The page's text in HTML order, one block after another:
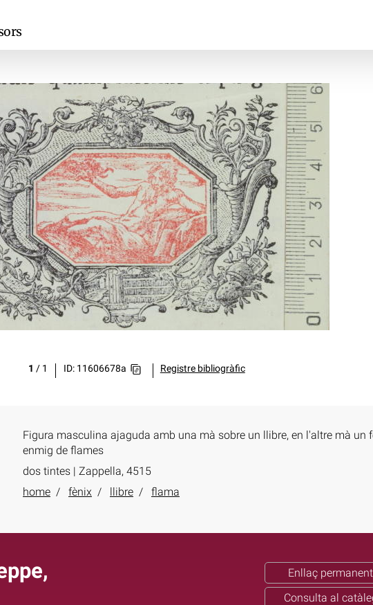
1 / 1 ID: 11606678a Registre bibliogràfic
Figura masculina ajaguda amb una mà sobre un llibre, en l'altre mà un
enmig de flames
dos tintes | Zappella, 4515
home fènix llibre flama
Enllaç permanent
Consulta al